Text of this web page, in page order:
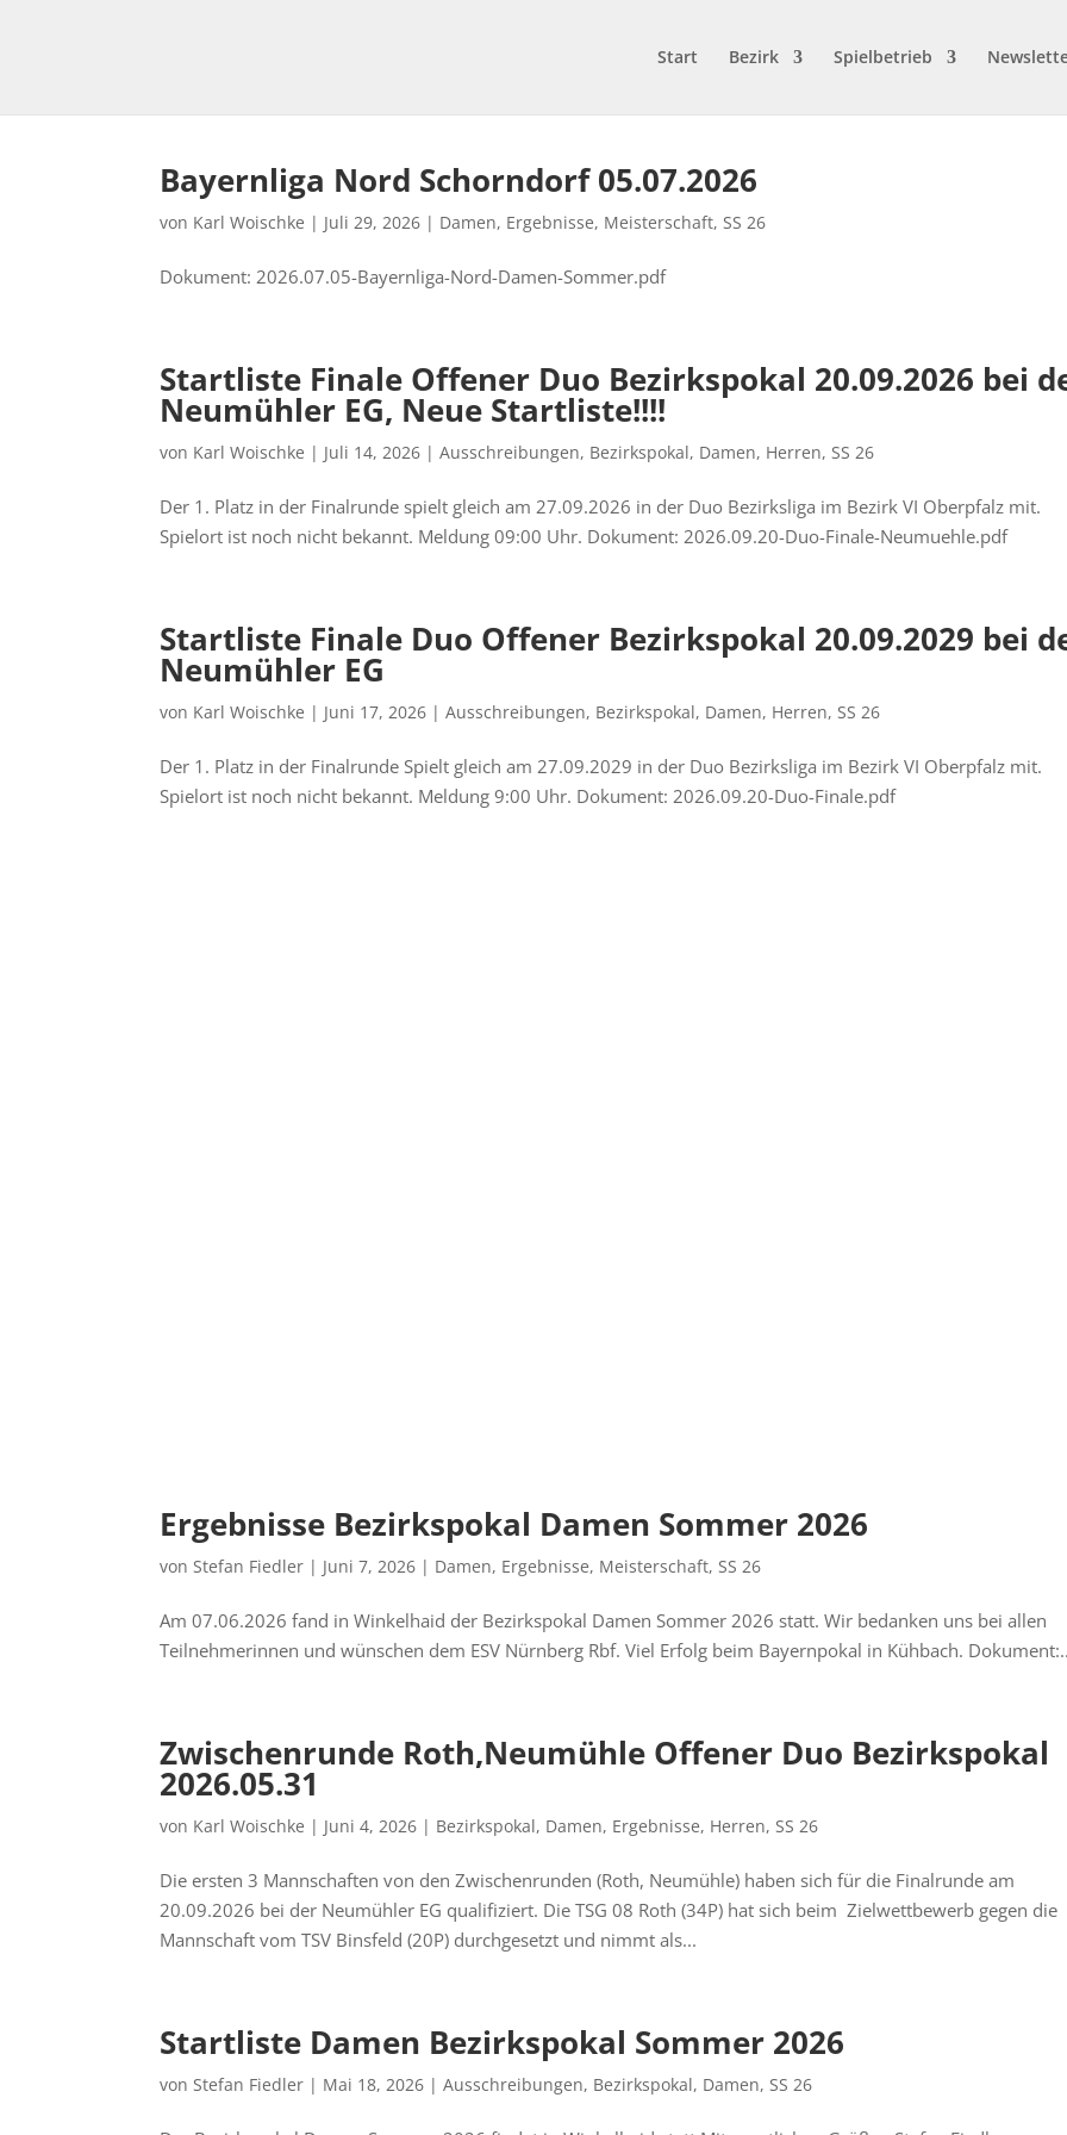
Start Bezirk Spielbetrieb
Bayernliga Nord Schorndorf 05.07.2026
von Karl Woischke | Juli 29, 2026 | Damen, Ergebnisse, Meisterschaft,SS 26
Dokument: 2026.07.05-Bayernliga-Nord-Damen-Sommer.pdf
Startliste Finale Offener Duo Bezirkspokal 20.09.2026 bei
Neumühler EG, Neue Startliste!!!!
von Karl Woischke | Juli 14, 2026 |Ausschreibungen, Bezirkspokal, Damen, Herren,SS 26
Der 1. Platz in der Finalrunde spielt gleich am 27.09.2026 in der Duo Bezirksliga im Bezirk VI Oberpfalz mit.
Spielort ist noch nicht bekannt. Meldung 09:00 Uhr. Dokument: 2026.09.20-Duo-Finale-Neumuehle.pdf
Startliste Finale Duo Offener Bezirkspokal 20.09.2029 bei
Neumühler EG
von Karl Woischke | Juni 17, 2026 |Ausschreibungen, Bezirkspokal, Damen, Herren,SS 26
Der 1. Platz in der Finalrunde Spielt gleich am 27.09.2029 in der Duo Bezirksliga im Bezirk VI Oberpfalz mit.
Spielort ist noch nicht bekannt. Meldung 9:00 Uhr. Dokument: 2026.09.20-Duo-Finale.pdf
Ergebnisse Bezirkspokal Damen Sommer 2026
von Stefan Fiedler | Juni 7, 2026 | Damen, Ergebnisse, Meisterschaft, SS 26
Am 07.06.2026 fand in Winkelhaid der Bezirkspokal Damen Sommer 2026 statt. Wir bedanken uns bei allen
Teilnehmerinnen und wünschen dem ESV Nürnberg Rbf. Viel Erfolg beim Bayernpokal in Kühbach.
Zwischenrunde Roth,Neumühle Offener Duo Bezirkspokal
2026.05.31
von Karl Woischke | Juni 4, 2026 | Bezirkspokal, Damen, Ergebnisse, Herren, SS 26
Die ersten 3 Mannschaften von den Zwischenrunden (Roth, Neumühle) haben sich für die Finalrunde am
20.09.2026 bei der Neumühler EG qualifiziert. Die TSG 08 Roth (34P) hat sich beim Zielwettbewerb gegen die
Mannschaft vom TSV Binsfeld (20P) durchgesetzt und nimmt als...
Startliste Damen Bezirkspokal Sommer 2026
von Stefan Fiedler | Mai 18, 2026 |Ausschreibungen, Bezirkspokal, Damen, SS 26